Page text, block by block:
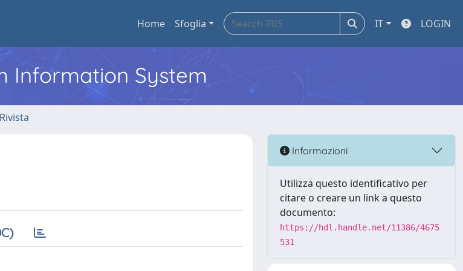
Home Sfoglia IT LOGIN
Information System
Informazioni
Utilizza questo identificativo per
citare o creare un link a questo
documento:
https://hdl.handle.net/11386/4675
531